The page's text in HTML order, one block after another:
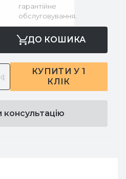
гарантійне
обслуговування.
ДО КОШИКА
КУПИТИ У 1
КЛІК